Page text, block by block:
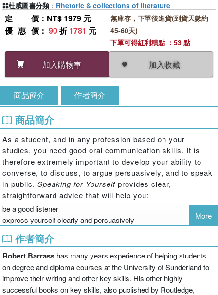
定價 ：NT$ 1979 元
優惠價 ： 90折1781 元
加入購物車 加入收藏
無庫存，下單後進貨(到貨天數約
45-60天)
下單可得紅利積點 ：53 點
杜威圖書分類 ： Rhetoric & collections of literature
商品簡介 作者簡介
商品簡介
As a student, and in any profession based on your
studies, you need good oral communication skills. It is
therefore extremely important to develop your ability to
converse, to discuss, to argue persuasively, and to speak
in public. Speaking for Yourselfprovides clear,
straightforward advice that will help you:
be a good listener
express yourself clearly and persuasively
prepare talks or presentations
prepare effective visual aids
deliver effective presentations
perform well in interviews.
In short, it will help you to express your thoughts clearly
More
作者簡介
Robert Barrass has many years experience of helping students
on degree and diploma courses at the University of Sunderland to
improve their writing and other key skills. His other highly
successful books on key skills, also published by Routledge,